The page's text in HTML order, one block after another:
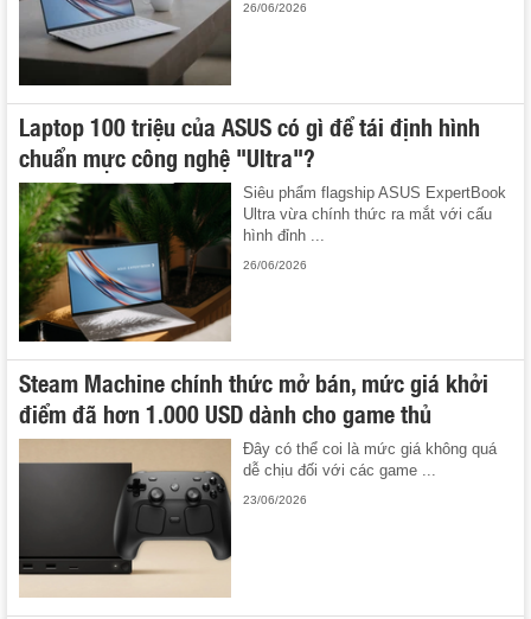
26/06/2026
Laptop 100 triệu của ASUS có gì để tái định hình
chuẩn mực công nghệ "Ultra"?
Siêu phẩm flagship ASUS ExpertBook
Ultra vừa chính thức ra mắt với cấu
hình đỉnh ...
26/06/2026
Steam Machine chính thức mở bán, mức giá khởi
điểm đã hơn 1.000 USD dành cho game thủ
Đây có thể coi là mức giá không quá
dễ chịu đối với các game ...
23/06/2026